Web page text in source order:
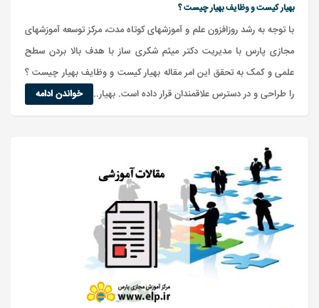
بهیار کیست و وظایف بهیار چیست ؟
با توجه به رشد روزافزون علم و آموزشهای کوتاه مدت، مرکز توسعه آموزشهای
مجازی پارس با مدیریت دکتر میثم شکری ساز با هدف بالا بردن سطح
علمی و کمک به تحقق این امر مقاله بهیار کیست و وظایف بهیار چیست ؟
را طراحی و در دسترس علاقمندان قرار داده است. بهیار...
خواندن ادامه